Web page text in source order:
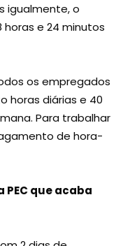
igualmente, o
e 24 minutos
os empregados
horas diárias e 40
Para trabalhar
de hora-
que acaba